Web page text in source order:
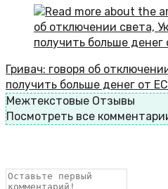
Гривач: говоря об
получить больше денег от ЕС
Межтекстовые Отзывы
Посмотреть все